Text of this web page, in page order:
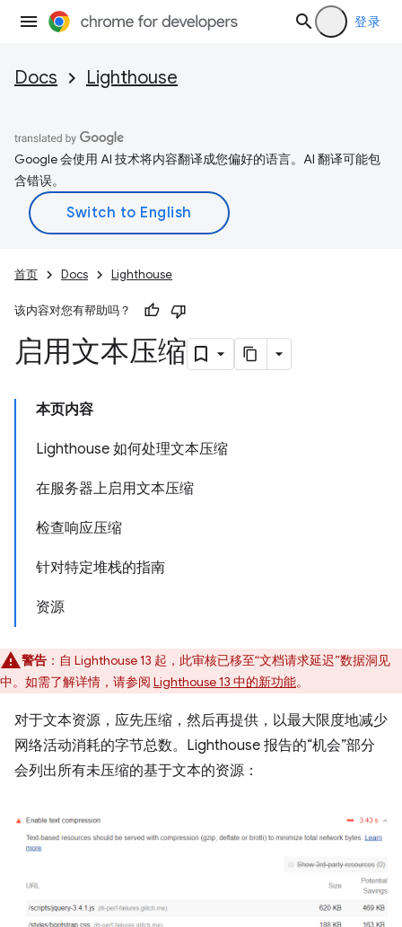
登录
Docs Lighthouse
Google 会使用 AI 技术将内容翻译成您偏好的语言。AI 翻译可能包
含错误。
首页 Docs Lighthouse
该内容对您有帮助吗？
启用文本压缩
本页内容
Lighthouse 如何处理文本压缩
在服务器上启用文本压缩
检查响应压缩
针对特定堆栈的指南
资源
警告 ：自 Lighthouse 13 起，此审核已移至“文档请求延迟”数据洞见
中。 如需了解详情，请参阅 Lighthouse 13 中的新功能。
对于文本资源，应先压缩，然后再提供，以最大限度地减少
网络活动消耗的字节总数。Lighthouse 报告的“机会”部分
会列出所有未压缩的基于文本的资源：